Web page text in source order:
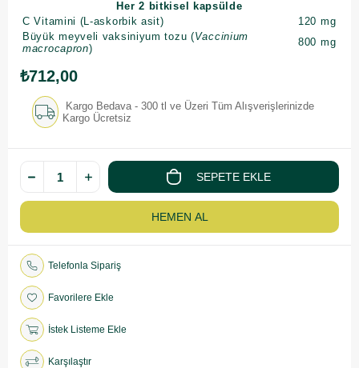
Her 2 bitkisel kapsülde
C Vitamini (L-askorbik asit)
120 mg
Büyük meyveli vaksiniyum tozu (Vaccinium
macrocapron)
800 mg
₺712,00
Kargo Bedava - 300 tl ve Üzeri Tüm Alışverişlerinizde
Kargo Ücretsiz
Telefonla Sipariş
Favorilere Ekle
İstek Listeme Ekle
Karşılaştır